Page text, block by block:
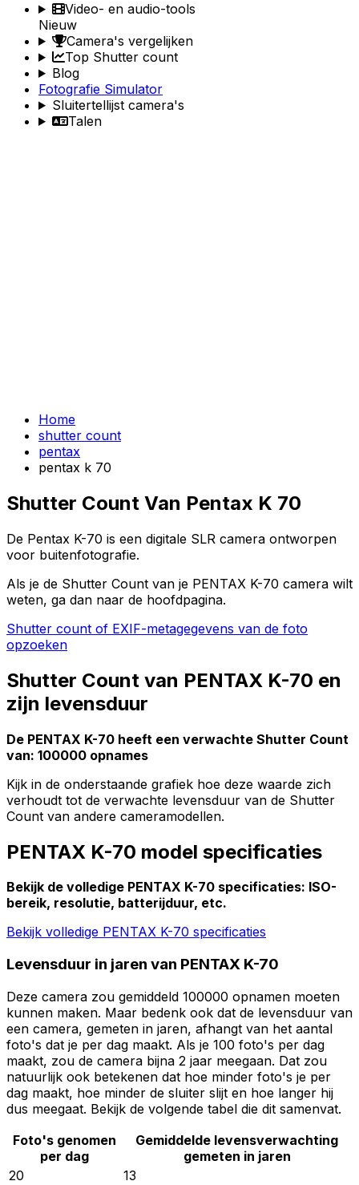
Video- en audio-tools
Nieuw
Camera's vergelijken
Top Shutter count
Blog
Fotografie Simulator
Sluitertellijst camera's
Talen
Home
shutter count
pentax
pentax k 70
Shutter Count Van Pentax K 70
De Pentax K-70 is een digitale SLR camera ontworpen
voor buitenfotografie.
Als je de Shutter Count van je PENTAX K-70 camera wilt
weten, ga dan naar de hoofdpagina.
Shutter count of EXIF-metagegevens van de foto
opzoeken
Shutter Count van PENTAX K-70 en
zijn levensduur
De PENTAX K-70 heeft een verwachte Shutter Count
van: 100000 opnames
Kijk in de onderstaande grafiek hoe deze waarde zich
verhoudt tot de verwachte levensduur van de Shutter
Count van andere cameramodellen.
PENTAX K-70 model specificaties
Bekijk de volledige PENTAX K-70 specificaties: ISO-
bereik, resolutie, batterijduur, etc.
Bekijk volledige PENTAX K-70 specificaties
Levensduur in jaren van PENTAX K-70
Deze camera zou gemiddeld 100000 opnamen moeten
kunnen maken. Maar bedenk ook dat de levensduur van
een camera, gemeten in jaren, afhangt van het aantal
foto's dat je per dag maakt. Als je 100 foto's per dag
maakt, zou de camera bijna 2 jaar meegaan. Dat zou
natuurlijk ook betekenen dat hoe minder foto's je per
dag maakt, hoe minder de sluiter slijt en hoe langer hij
dus meegaat. Bekijk de volgende tabel die dit samenvat.
Foto's genomen
per dag
Gemiddelde levensverwachting
gemeten in jaren
20
13